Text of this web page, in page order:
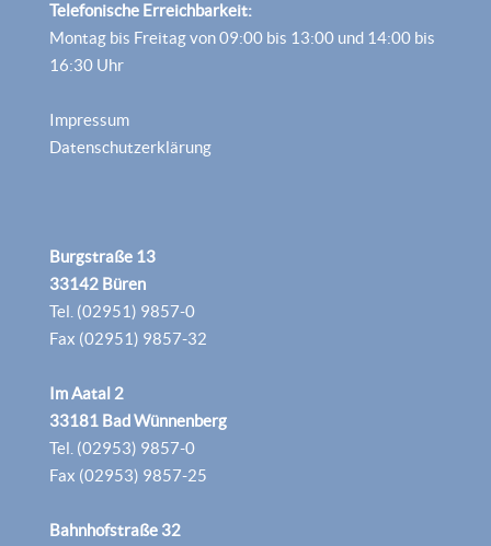
Telefonische Erreichbarkeit:
Montag bis Freitag von 09:00 bis 13:00 und 14:00 bis
16:30 Uhr
Impressum
Datenschutzerklärung
Burgstraße 13
33142 Büren
Tel. (02951) 9857-0
Fax (02951) 9857-32
Im Aatal 2
33181 Bad Wünnenberg
Tel. (02953) 9857-0
Fax (02953) 9857-25
Bahnhofstraße 32